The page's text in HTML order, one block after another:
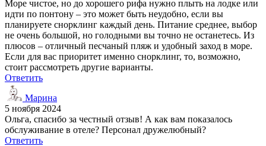
Море чистое, но до хорошего рифа нужно плыть на лодке или
идти по понтону – это может быть неудобно, если вы
планируете снорклинг каждый день. Питание среднее, выбор
не очень большой, но голодными вы точно не останетесь. Из
плюсов – отличный песчаный пляж и удобный заход в море.
Если для вас приоритет именно снорклинг, то, возможно,
стоит рассмотреть другие варианты.
Ответить
Марина
5 ноября 2024
Ольга, спасибо за честный отзыв! А как вам показалось
обслуживание в отеле? Персонал дружелюбный?
Ответить